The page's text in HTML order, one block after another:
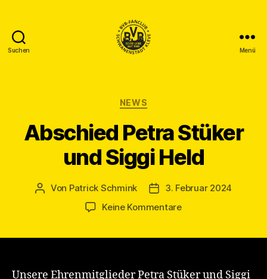
Suchen
Kleve
Menü
Kategorien
NEWS
Abschied Petra Stüker
und Siggi Held
Beitragsautor
Von Patrick Schmink Veröffentlichungsdatum
3. Februar 2024
Keine Kommentarezu
Siggi
Unsere Ehrenmitglieder Petra Stüker und Siggi